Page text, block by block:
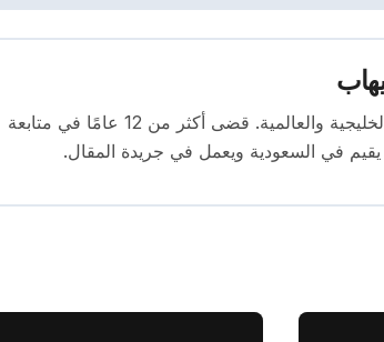
محرر اقتصادي ذو خبرة واسعة في تغطية الأخبار الاقتصادية الخليجية والعالمية. قضى أكثر من 12 عامًا في متابعة
يقيم في السعودية ويعمل في جريدة المقال.